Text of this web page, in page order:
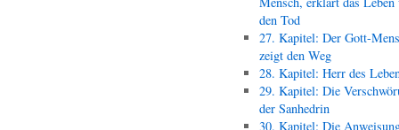
den Tod
27. Kapitel: Der Gott-
zeigt den Weg
28. Kapitel: Herr des
29. Kapitel: Die
der Sanhedrin
30. Kapitel: Die